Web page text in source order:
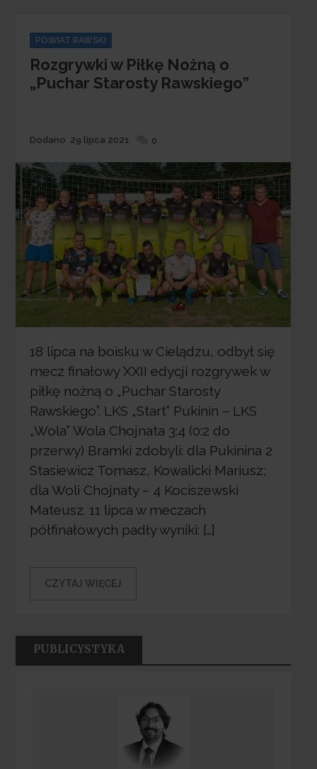
Categories
POWIAT RAWSKI
Rozgrywki w Piłkę Nożną o
„Puchar Starosty Rawskiego”
Dodane
Dodano 29 lipca 2021 0
18 lipca na boisku w Cielądzu, odbył się
mecz finałowy XXII edycji rozgrywek w
piłkę nożną o „Puchar Starosty
Rawskiego”. LKS „Start” Pukinin – LKS
„Wola” Wola Chojnata 3:4 (0:2 do
przerwy) Bramki zdobyli: dla Pukinina 2
Stasiewicz Tomasz, Kowalicki Mariusz;
dla Woli Chojnaty – 4 Kociszewski
Mateusz. 11 lipca w meczach
półfinałowych padły wyniki: […]
CZYTAJ WIĘCEJ
PUBLICYSTYKA